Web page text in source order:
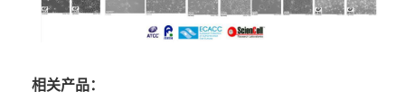
相关产品：